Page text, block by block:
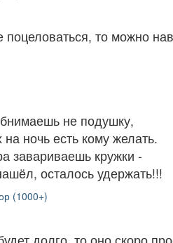
то можно
не подушку,
ночь есть кому желать.
завариваешь кружки -
осталось удержать!!!
(1000+)